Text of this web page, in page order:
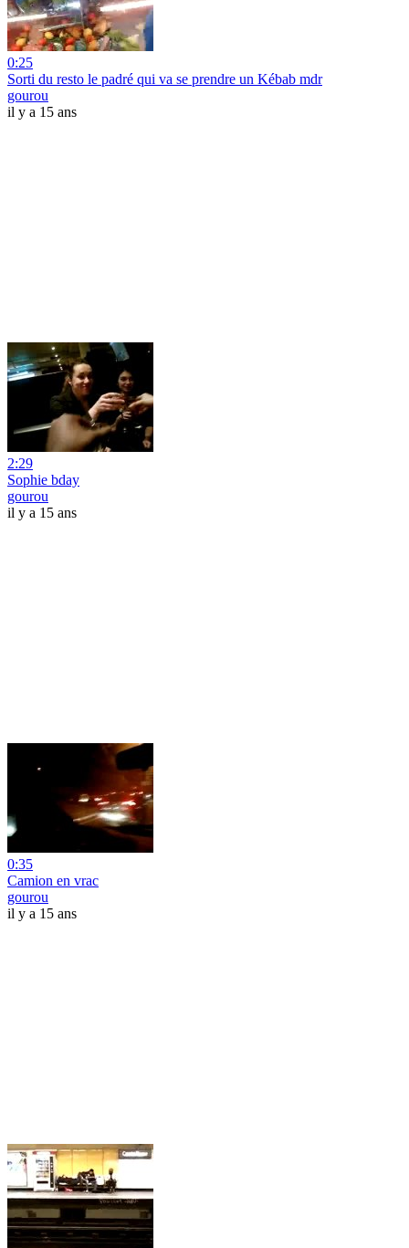
0:25
Sorti du resto le padré qui va se prendre un Kébab mdr
gourou
il y a 15 ans
2:29
Sophie bday
gourou
il y a 15 ans
0:35
Camion en vrac
gourou
il y a 15 ans